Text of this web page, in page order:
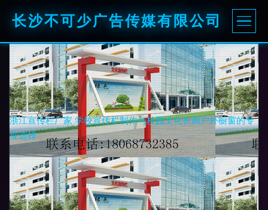
长沙不可少广告传媒有限公司
浙江宣传栏厂家 学校宣传栏制作与校园文化长廊户外橱窗的专
业选择